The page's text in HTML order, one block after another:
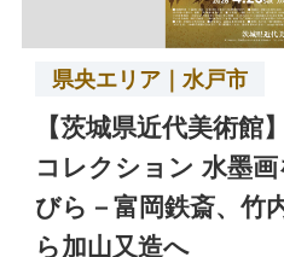
県央エリア｜水戸市
【茨城県近代美術館
コレクション 水墨
びら－富岡鉄斎、竹
ら加山又造へ